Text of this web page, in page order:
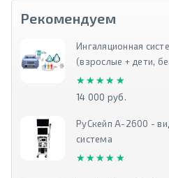
Рекомендуем
Ингаляционная
(взрослые + дети,
★★★★★
★★★★★
14 000 руб.
РуСкейп А-2600 -
система
★★★★★
★★★★★